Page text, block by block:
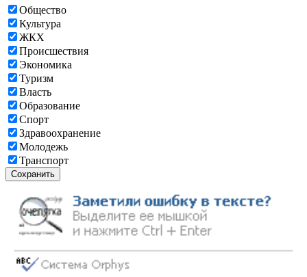
Общество
Культура
ЖКХ
Происшествия
Экономика
Туризм
Власть
Образование
Спорт
Здравоохранение
Молодежь
Транспорт
Сохранить